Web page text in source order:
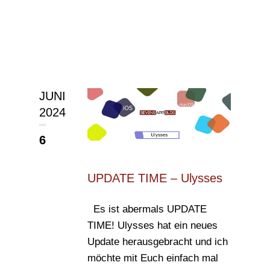
JUNI
2024
6
UPDATE TIME – Ulysses
Es ist abermals UPDATE
TIME! Ulysses hat ein neues
Update herausgebracht und ich
möchte mit Euch einfach mal